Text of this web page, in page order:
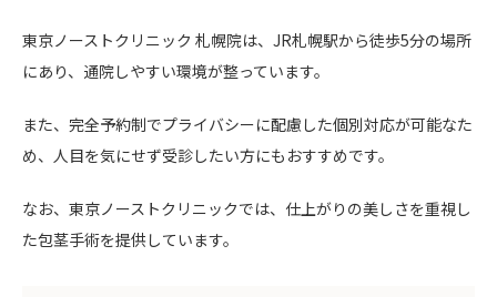
東京ノーストクリニック 札幌院は、JR札幌駅から徒歩5分の場所
にあり、通院しやすい環境が整っています。
また、完全予約制でプライバシーに配慮した個別対応が可能なた
め、人目を気にせず受診したい方にもおすすめです。
なお、東京ノーストクリニックでは、仕上がりの美しさを重視し
た包茎手術を提供しています。